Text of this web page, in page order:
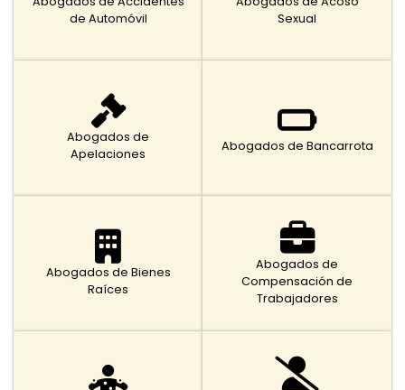
de Automóvil
Sexual
Abogados de
Apelaciones
Abogados de Bancarrota
Abogados de Bienes
Raíces
Abogados de
Compensación de
Trabajadores